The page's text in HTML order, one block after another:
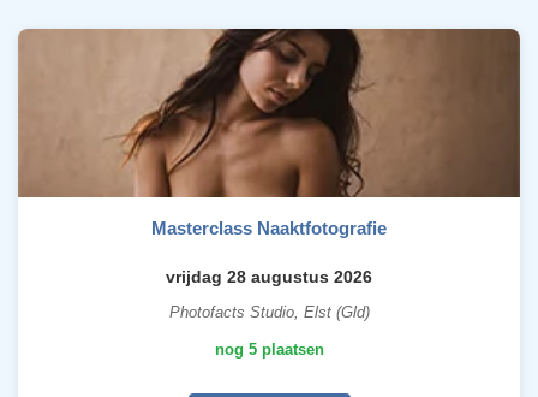
Masterclass Naaktfotografie
vrijdag 28 augustus 2026
Photofacts Studio, Elst (Gld)
nog 5 plaatsen